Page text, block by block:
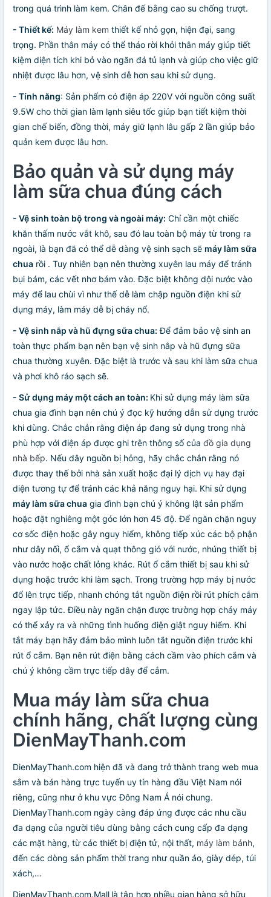
trong quá trình làm kem. Chân đế bằng cao su chống trượt.
- Thiết kế: Máy làm kem thiết kế nhỏ gọn, hiện đại, sang
trọng. Phần thân máy có thể tháo rời khỏi thân máy giúp tiết
kiệm diện tích khi bỏ vào ngăn đá tủ lạnh và giúp cho việc giữ
nhiệt được lâu hơn, vệ sinh dễ hơn sau khi sử dụng.
- Tính năng: Sản phẩm có điện áp 220V với nguồn công suất
9.5W cho thời gian làm lạnh siêu tốc giúp bạn tiết kiệm thời
gian chế biến, đồng thời, máy giữ lạnh lâu gấp 2 lần giúp bảo
quản kem được lâu hơn.
Bảo quản và sử dụng máy
làm sữa chua đúng cách
- Vệ sinh toàn bộ trong và ngoài máy: Chỉ cần một chiếc
khăn thấm nước vắt khô, sau đó lau toàn bộ máy từ trong ra
ngoài, là bạn đã có thể dễ dàng vệ sinh sạch sẽ máy làm sữa
chua rồi . Tuy nhiên bạn nên thường xuyên lau máy để tránh
bụi bám, các vết nhơ bám vào. Đặc biệt không dội nước vào
máy để lau chùi vì như thế dễ làm chập nguồn điện khi sử
dụng máy, làm máy dễ bị cháy nổ.
- Vệ sinh nắp và hũ đựng sữa chua: Để đảm bảo vệ sinh an
toàn thực phẩm bạn nên bạn vệ sinh nắp và hũ đựng sữa
chua thường xuyên. Đặc biệt là trước và sau khi làm sữa chua
và phơi khô ráo sạch sẽ.
- Sử dụng máy một cách an toàn: Khi sử dụng máy làm sữa
chua gia đình bạn nên chú ý đọc kỹ hướng dẫn sử dụng trước
khi dùng. Chắc chắn rằng điện áp đang sử dụng trong nhà
phù hợp với điện áp được ghi trên thông số của đồ gia dụng
nhà bếp. Nếu dây nguồn bị hỏng, hãy chắc chắn rằng nó
được thay thế bởi nhà sản xuất hoặc đại lý dịch vụ hay đại
diện tương tự để tránh các khả năng nguy hại. Khi sử dụng
máy làm sữa chua gia đình bạn chú ý không lật sản phẩm
hoặc đặt nghiêng một góc lớn hơn 45 độ. Để ngăn chặn nguy
cơ sốc điện hoặc gây nguy hiểm, không tiếp xúc các bộ phận
như dây nối, ổ cắm và quạt thông gió với nước, nhúng thiết bị
vào nước hoặc chất lỏng khác. Rút ổ cắm thiết bị sau khi sử
dụng hoặc trước khi làm sạch. Trong trường hợp máy bị nước
đổ lên trực tiếp, nhanh chóng tắt nguồn điện rồi rút phích cắm
ngay lập tức. Điều này ngăn chặn được trường hợp cháy máy
có thể xảy ra và những tình huống điện giật nguy hiểm. Khi
tắt máy bạn hãy đảm bảo mình luôn tắt nguồn điện trước khi
rút ổ cắm. Bạn nên rút điện bằng cách cầm vào phích cắm và
chú ý không cầm trực tiếp dây để cắm.
Mua máy làm sữa chua
chính hãng, chất lượng cùng
DienMayThanh.com
DienMayThanh.com hiện đã và đang trở thành trang web mua
sắm và bán hàng trực tuyến uy tín hàng đầu Việt Nam nói
riêng, cũng như ở khu vực Đông Nam Á nói chung.
DienMayThanh.com ngày càng đáp ứng được các nhu cầu
đa dạng của người tiêu dùng bằng cách cung cấp đa dạng
các mặt hàng, từ các thiết bị điện tử, nội thất, máy làm bánh,
đến các dòng sản phẩm thời trang như quần áo, giày dép, túi
xách,…
DienMayThanh.com.Mall là tập hợp nhiều gian hàng sở hữu